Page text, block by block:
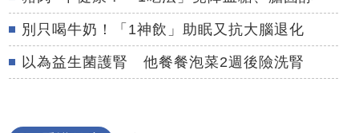
別只喝牛奶！「1神飲」助眠又抗大腦退化
以為益生菌護腎 他餐餐泡菜2週後險洗腎